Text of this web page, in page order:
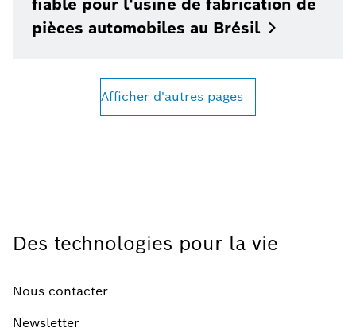
pièces automobiles au Brésil
Afficher d'autres pages
Des technologies pour la vie
Nous contacter
Newsletter